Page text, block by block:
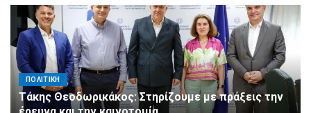
ΠΟΛΙΤΙΚΗ
Τάκης Θεοδωρικάκος: Στηρίζουμε με πράξεις την